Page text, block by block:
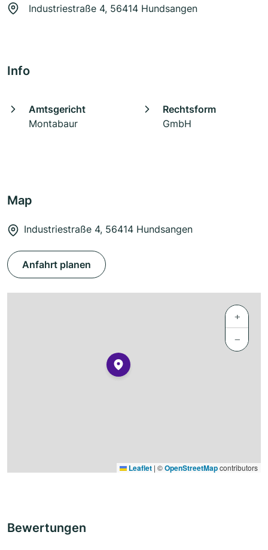
Industriestraße 4, 56414 Hundsangen
Info
Amtsgericht
Montabaur
Rechtsform
GmbH
Map
Industriestraße 4, 56414 Hundsangen
Anfahrt planen
+
−
Leaflet | ©OpenStreetMapcontributors
Bewertungen